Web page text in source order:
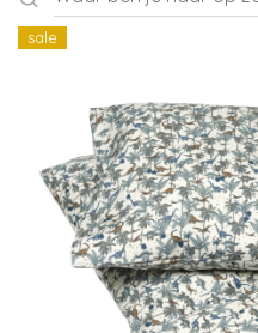
sale